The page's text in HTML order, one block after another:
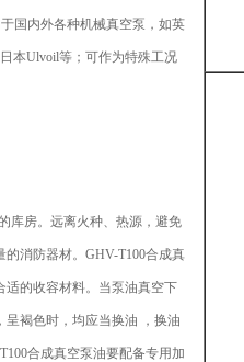
国内外各种机械真空泵，如英
日本Ulvoil等；可作为特殊工况
库房。远离火种、热源，避免
消防器材。GHV-T100合成真
适的收容材料。当泵油真空下
褐色时，均应当换油 ，换油
合成真空泵油要配备专用加